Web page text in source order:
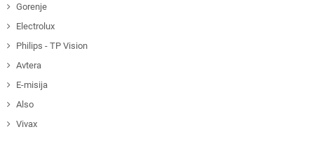
Gorenje
Electrolux
Philips - TP Vision
Avtera
E-misija
Also
Vivax